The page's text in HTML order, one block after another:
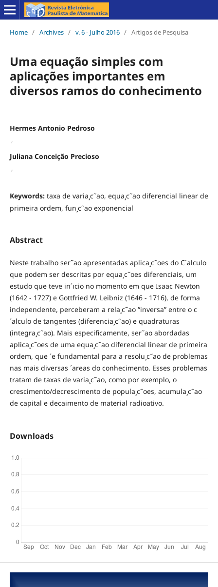
Home / Archives / v. 6 - Julho 2016 / Artigos de Pesquisa
Uma equação simples com
aplicações importantes em
diversos ramos do conhecimento
Hermes Antonio Pedroso
,
Juliana Conceição Precioso
,
Keywords: taxa de varia¸c˜ao, equa¸c˜ao diferencial linear de
primeira ordem, fun¸c˜ao exponencial
Abstract
Neste trabalho ser˜ao apresentadas aplica¸c˜oes do C´alculo
que podem ser descritas por equa¸c˜oes diferenciais, um
estudo que teve in´ıcio no momento em que Isaac Newton
(1642 - 1727) e Gottfried W. Leibniz (1646 - 1716), de forma
independente, perceberam a rela¸c˜ao “inversa” entre o c
´alculo de tangentes (diferencia¸c˜ao) e quadraturas
(integra¸c˜ao). Mais especificamente, ser˜ao abordadas
aplica¸c˜oes de uma equa¸c˜ao diferencial linear de primeira
ordem, que ´e fundamental para a resolu¸c˜ao de problemas
nas mais diversas ´areas do conhecimento. Esses problemas
tratam de taxas de varia¸c˜ao, como por exemplo, o
crescimento/decrescimento de popula¸c˜oes, acumula¸c˜ao
de capital e decaimento de material radioativo.
Downloads